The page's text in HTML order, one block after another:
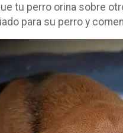
tu perro orina sobre
para su perro y